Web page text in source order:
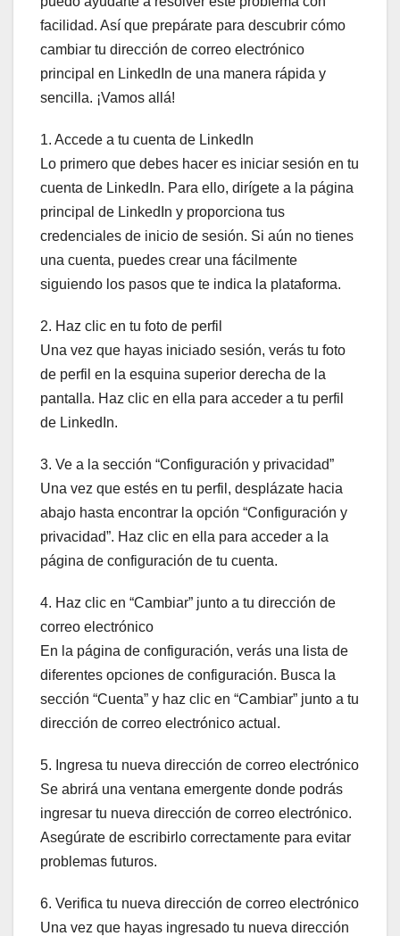
facilidad. Así que prepárate para descubrir cómo
cambiar tu dirección de correo electrónico
principal en LinkedIn de una manera rápida y
sencilla. ¡Vamos allá!
1. Accede a tu cuenta de LinkedIn
Lo primero que debes hacer es iniciar sesión en tu
cuenta de LinkedIn. Para ello, dirígete a la página
principal de LinkedIn y proporciona tus
credenciales de inicio de sesión. Si aún no tienes
una cuenta, puedes crear una fácilmente
siguiendo los pasos que te indica la plataforma.
2. Haz clic en tu foto de perfil
Una vez que hayas iniciado sesión, verás tu foto
de perfil en la esquina superior derecha de la
pantalla. Haz clic en ella para acceder a tu perfil
de LinkedIn.
3. Ve a la sección “Configuración y privacidad”
Una vez que estés en tu perfil, desplázate hacia
abajo hasta encontrar la opción “Configuración y
privacidad”. Haz clic en ella para acceder a la
página de configuración de tu cuenta.
4. Haz clic en “Cambiar” junto a tu dirección de
correo electrónico
En la página de configuración, verás una lista de
diferentes opciones de configuración. Busca la
sección “Cuenta” y haz clic en “Cambiar” junto a tu
dirección de correo electrónico actual.
5. Ingresa tu nueva dirección de correo electrónico
Se abrirá una ventana emergente donde podrás
ingresar tu nueva dirección de correo electrónico.
Asegúrate de escribirlo correctamente para evitar
problemas futuros.
6. Verifica tu nueva dirección de correo electrónico
Una vez que hayas ingresado tu nueva dirección